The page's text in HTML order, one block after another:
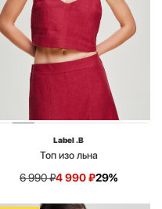
Label .B
Топ изо льна
6 990₽4 990₽29%